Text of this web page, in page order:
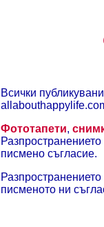
Всички
Фототапети,
писмено съгласие.
писменото ни